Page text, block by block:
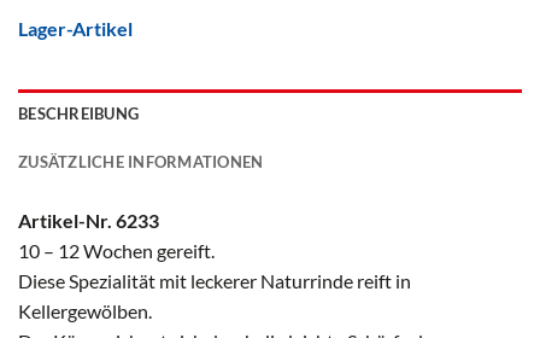
Lager-Artikel
BESCHREIBUNG
ZUSÄTZLICHE INFORMATIONEN
Artikel-Nr. 6233
10 – 12 Wochen gereift.
Diese Spezialität mit leckerer Naturrinde reift in
Kellergewölben.